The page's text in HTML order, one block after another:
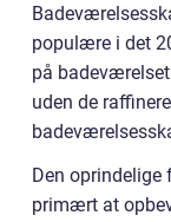
populære i det
på
uden de
Den
primært at